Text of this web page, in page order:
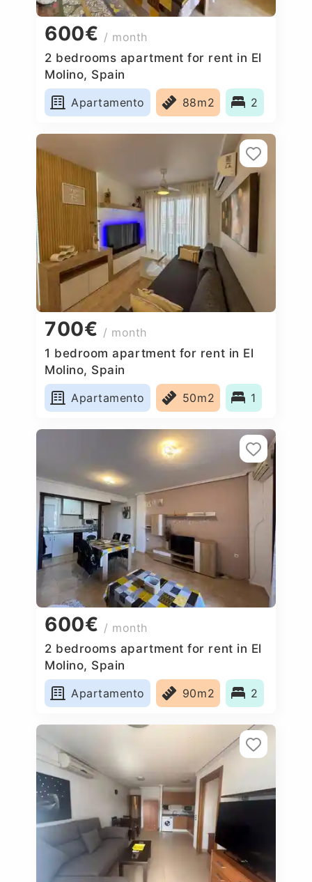
600€ / month
2 bedrooms apartment for rent in El
Molino, Spain
Apartamento
88m2 2
700€ / month
1 bedroom apartment for rent in El
Molino, Spain
Apartamento
50m2 1
600€ / month
2 bedrooms apartment for rent in El
Molino, Spain
Apartamento
90m2 2